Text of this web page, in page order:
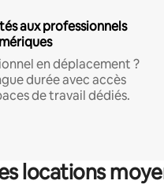
aux professionnels
en déplacement ?
durée avec accès
de travail dédiés.
locations